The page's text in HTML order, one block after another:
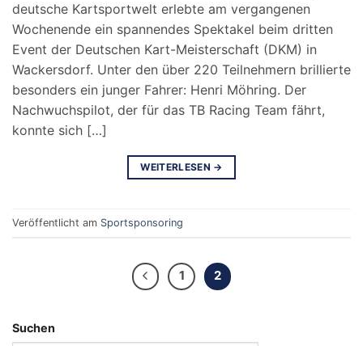
deutsche Kartsportwelt erlebte am vergangenen
Wochenende ein spannendes Spektakel beim dritten
Event der Deutschen Kart-Meisterschaft (DKM) in
Wackersdorf. Unter den über 220 Teilnehmern brillierte
besonders ein junger Fahrer: Henri Möhring. Der
Nachwuchspilot, der für das TB Racing Team fährt,
konnte sich […]
WEITERLESEN →
Veröffentlicht am Sportsponsoring
1 2
Suchen